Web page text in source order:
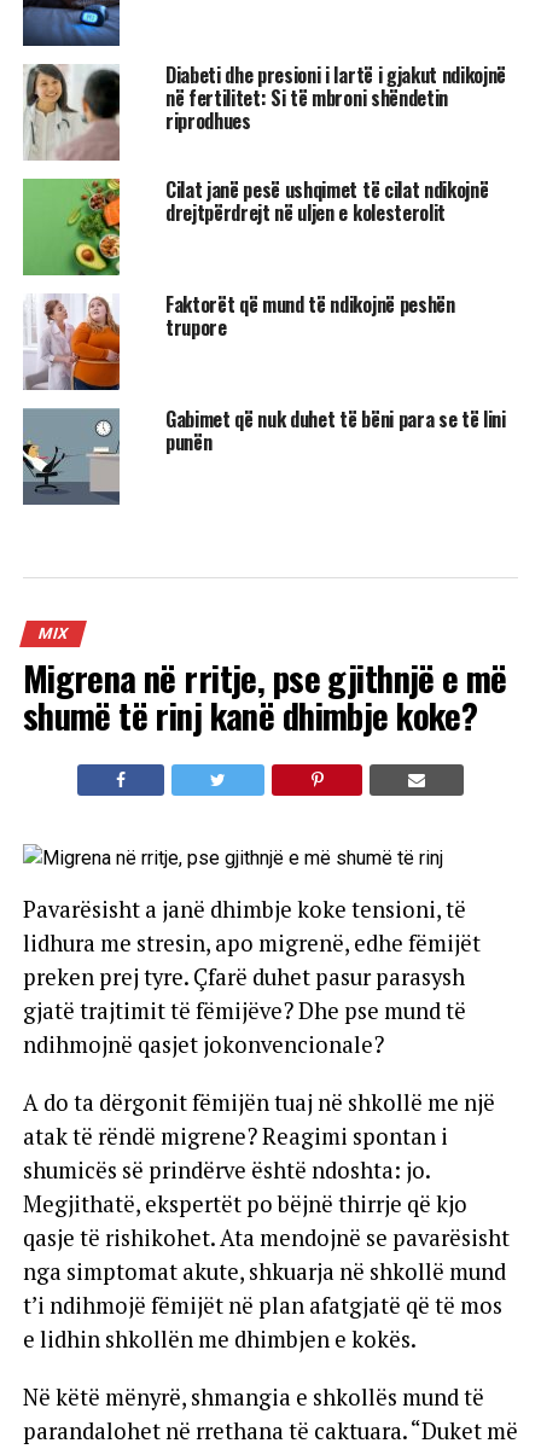
Diabeti dhe presioni i lartë i gjakut ndikojnë
në fertilitet: Si të mbroni shëndetin
riprodhues
Cilat janë pesë ushqimet të cilat ndikojnë
drejtpërdrejt në uljen e kolesterolit
Faktorët që mund të ndikojnë peshën
trupore
Gabimet që nuk duhet të bëni para se të lini
punën
MIX
Migrena në rritje, pse gjithnjë e më
shumë të rinj kanë dhimbje koke?
Pavarësisht a janë dhimbje koke tensioni, të
lidhura me stresin, apo migrenë, edhe fëmijët
preken prej tyre. Çfarë duhet pasur parasysh
gjatë trajtimit të fëmijëve? Dhe pse mund të
ndihmojnë qasjet jokonvencionale?
A do ta dërgonit fëmijën tuaj në shkollë me një
atak të rëndë migrene? Reagimi spontan i
shumicës së prindërve është ndoshta: jo.
Megjithatë, ekspertët po bëjnë thirrje që kjo
qasje të rishikohet. Ata mendojnë se pavarësisht
nga simptomat akute, shkuarja në shkollë mund
t’i ndihmojë fëmijët në plan afatgjatë që të mos
e lidhin shkollën me dhimbjen e kokës.
Në këtë mënyrë, shmangia e shkollës mund të
parandalohet në rrethana të caktuara. “Duket më